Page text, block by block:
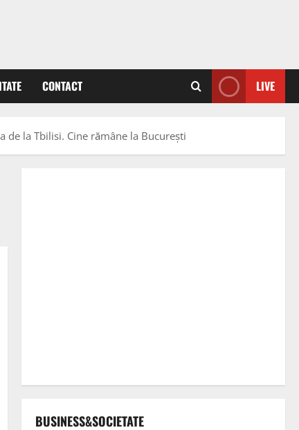
CONTACT LIVE
la Tbilisi. Cine rămâne la Bucureşti
BUSINESS&SOCIETATE